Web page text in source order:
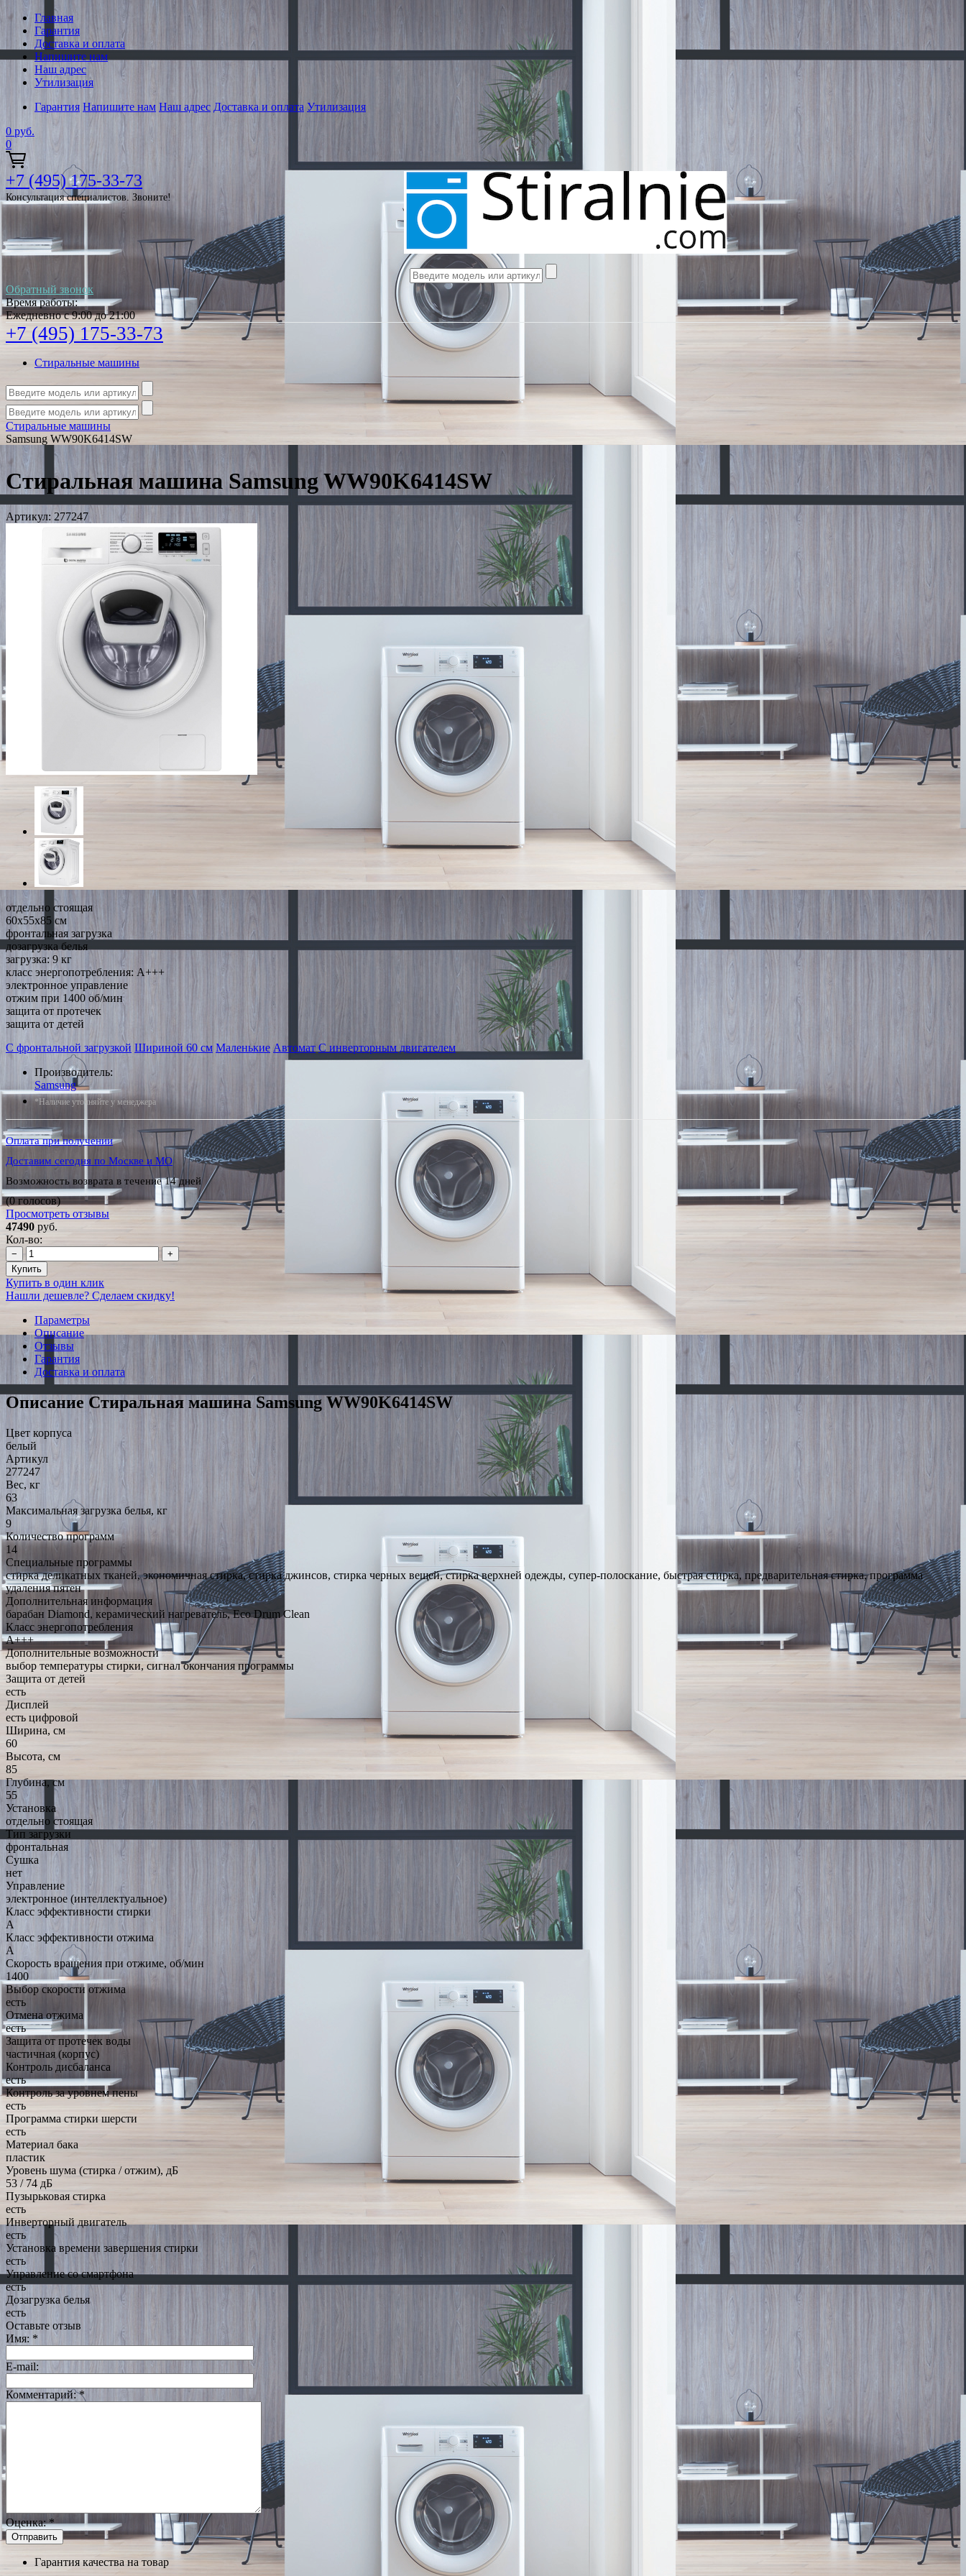
Главная
Гарантия
Доставка и оплата
Напишите нам
Наш адрес
Утилизация
Гарантия Напишите нам Наш адрес Доставка и оплата Утилизация
0 руб.
0
+7 (495) 175-33-73
Консультация специалистов. Звоните!
Обратный звонок
Время работы:
Ежедневно с 9:00 до 21:00
+7 (495) 175-33-73
Стиральные машины
Стиральные машины
Samsung WW90K6414SW
Стиральная машина Samsung WW90K6414SW
Артикул: 277247
отдельно стоящая
60x55x85 см
фронтальная загрузка
дозагрузка белья
загрузка: 9 кг
класс энергопотребления: A+++
электронное управление
отжим при 1400 об/мин
защита от протечек
защита от детей
С фронтальной загрузкой Шириной 60 см Маленькие Автомат С инверторным двигателем
Производитель:
Samsung
*Наличие уточняйте у менеджера
Оплата при получении
Доставим сегодня по Москве и МО
Возможность возврата в течение 14 дней
(0 голосов)
Просмотреть отзывы
47490 руб.
Кол-во:
−
+
Купить
Купить в один клик
Нашли дешевле? Сделаем скидку!
Параметры
Описание
Отзывы
Гарантия
Доставка и оплата
Описание Стиральная машина Samsung WW90K6414SW
Цвет корпуса
белый
Артикул
277247
Вес, кг
63
Максимальная загрузка белья, кг
9
Количество программ
14
Специальные программы
стирка деликатных тканей, экономичная стирка, стирка джинсов, стирка черных вещей, стирка верхней одежды, супер-полоскание, быстрая стирка, предварительная стирка, программа
удаления пятен
Дополнительная информация
барабан Diamond, керамический нагреватель, Eco Drum Clean
Класс энергопотребления
A+++
Дополнительные возможности
выбор температуры стирки, сигнал окончания программы
Защита от детей
есть
Дисплей
есть цифровой
Ширина, см
60
Высота, см
85
Глубина, см
55
Установка
отдельно стоящая
Тип загрузки
фронтальная
Сушка
нет
Управление
электронное (интеллектуальное)
Класс эффективности стирки
A
Класс эффективности отжима
A
Скорость вращения при отжиме, об/мин
1400
Выбор скорости отжима
есть
Отмена отжима
есть
Защита от протечек воды
частичная (корпус)
Контроль дисбаланса
есть
Контроль за уровнем пены
есть
Программа стирки шерсти
есть
Материал бака
пластик
Уровень шума (стирка / отжим), дБ
53 / 74 дБ
Пузырьковая стирка
есть
Инверторный двигатель
есть
Установка времени завершения стирки
есть
Управление со смартфона
есть
Дозагрузка белья
есть
Оставьте отзыв
Имя: *
E-mail:
Комментарий:*
Оценка:*
Гарантия качества на товар